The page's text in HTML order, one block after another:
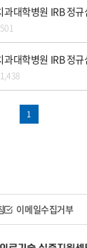
대학병원 IRB 정규
대학병원 IRB 정규
1
이메일수집거부